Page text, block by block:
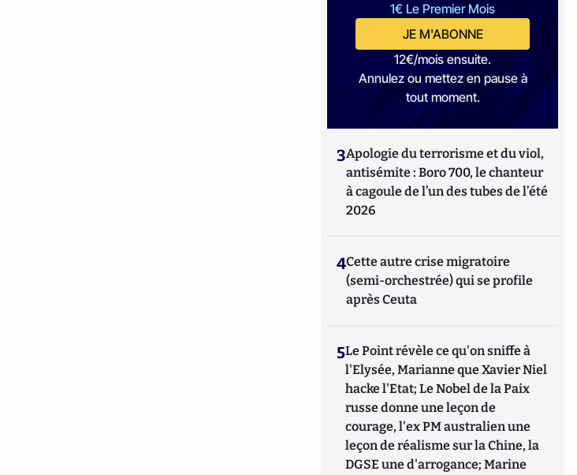
1€ Le Premier Mois
JE M'ABONNE
12€/mois ensuite.
Annulez ou mettez en pause à
tout moment.
3Apologie du terrorisme et du viol,
antisémite : Boro 700, le chanteur
à cagoule de l’un des tubes de l’été
2026
4Cette autre crise migratoire
(semi-orchestrée) qui se profile
après Ceuta
5Le Point révèle ce qu'on sniffe à
l'Elysée, Marianne que Xavier Niel
hacke l'Etat; Le Nobel de la Paix
russe donne une leçon de
courage, l'ex PM australien une
leçon de réalisme sur la Chine, la
DGSE une d'arrogance; Marine